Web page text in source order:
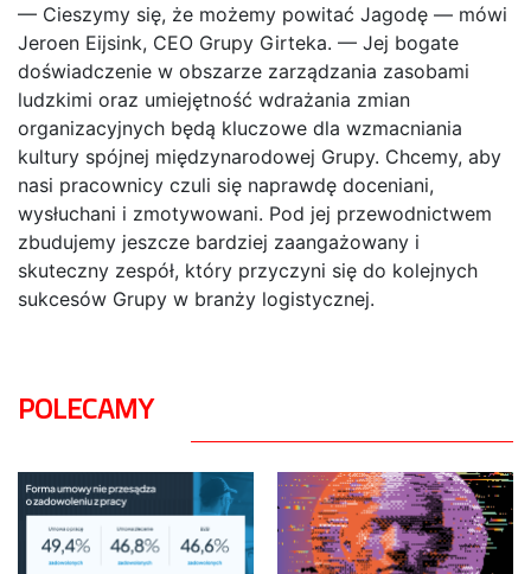
— Cieszymy się, że możemy powitać Jagodę — mówi
Jeroen Eijsink, CEO Grupy Girteka. — Jej bogate
doświadczenie w obszarze zarządzania zasobami
ludzkimi oraz umiejętność wdrażania zmian
organizacyjnych będą kluczowe dla wzmacniania
kultury spójnej międzynarodowej Grupy. Chcemy, aby
nasi pracownicy czuli się naprawdę doceniani,
wysłuchani i zmotywowani. Pod jej przewodnictwem
zbudujemy jeszcze bardziej zaangażowany i
skuteczny zespół, który przyczyni się do kolejnych
sukcesów Grupy w branży logistycznej.
POLECAMY